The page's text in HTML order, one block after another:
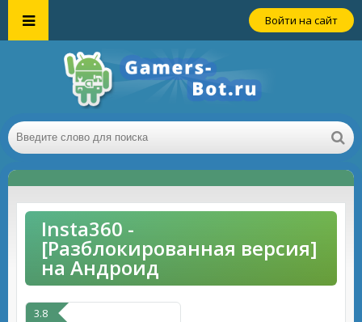
Войти на сайт
Insta360 -
[Разблокированная версия]
на Андроид
3.8